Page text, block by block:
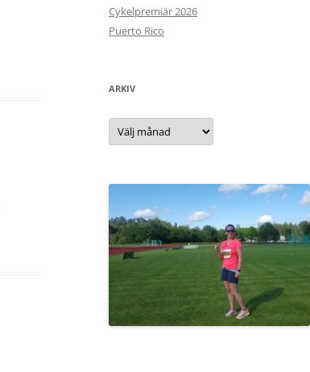
Cykelpremiär 2026
Puerto Rico
ARKIV
Arkiv